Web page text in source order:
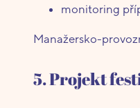
monitoring
Manažersko-
5. Projekt